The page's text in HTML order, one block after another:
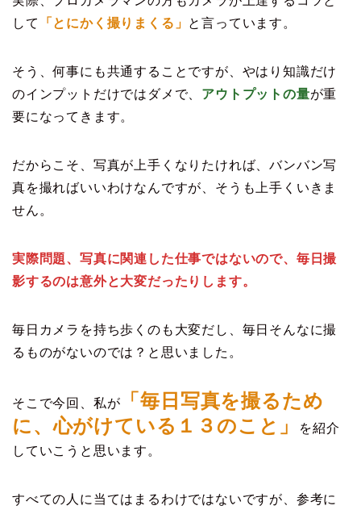
して
「とにかく撮りまくる」 と言っています。
そう、何事にも共通することですが、やはり知識だけ
のインプットだけではダメで、 アウトプットの量が重
要になってきます。
だからこそ、写真が上手くなりたければ、バンバン写
真を撮ればいいわけなんですが、そうも上手くいきま
せん。
実際問題、写真に関連した仕事ではないので、毎日撮
影するのは意外と大変だったりします。
毎日カメラを持ち歩くのも大変だし、毎日そんなに撮
るものがないのでは？と思いました。
そこで今回、私が
「毎日写真を撮るため
に、心がけている１３のこと」
を紹介
していこうと思います。
すべての人に当てはまるわけではないですが、参考に